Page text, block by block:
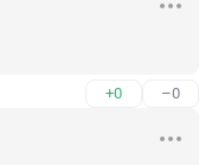
+0 –0